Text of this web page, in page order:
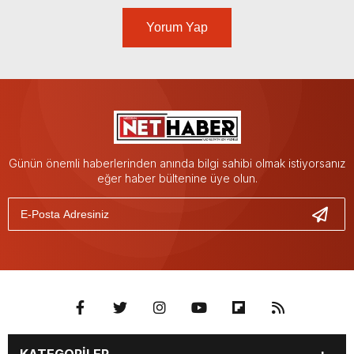
Yorum Yap
Günün önemli haberlerinden anında bilgi sahibi olmak istiyorsanız
eğer haber bültenine üye olun.